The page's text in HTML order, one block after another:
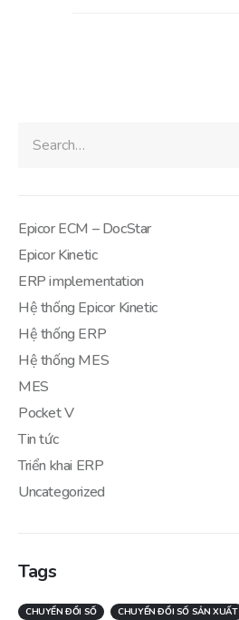
Epicor ECM – DocStar
Epicor Kinetic
ERP implementation
Hệ thống Epicor Kinetic
Hệ thống ERP
Hệ thống MES
MES
Pocket V
Tin tức
Triển khai ERP
Uncategorized
Tags
CHUYỂN ĐỔI SỐ CHUYỂN ĐỔI SỐ SẢN XUẤT